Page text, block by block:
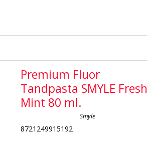
Premium Fluor
Tandpasta SMYLE Fresh
Mint 80 ml.
Smyle
8721249915192